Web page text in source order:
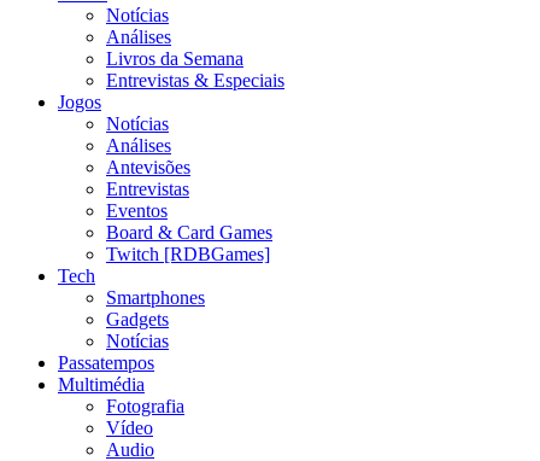
Notícias
Análises
Livros da Semana
Entrevistas & Especiais
Jogos
Notícias
Análises
Antevisões
Entrevistas
Eventos
Board & Card Games
Twitch [RDBGames]
Tech
Smartphones
Gadgets
Notícias
Passatempos
Multimédia
Fotografia
Vídeo
Audio